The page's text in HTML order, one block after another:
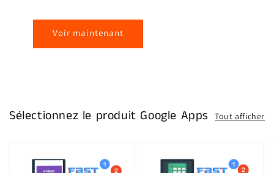
Voir maintenant
Sélectionnez le produit Google Apps Tout afficher